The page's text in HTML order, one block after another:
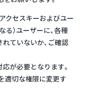
クセスキーおよびユー
）ユーザーに、各種
ていないか、ご確認
が必要となります。
適切な権限に変更す